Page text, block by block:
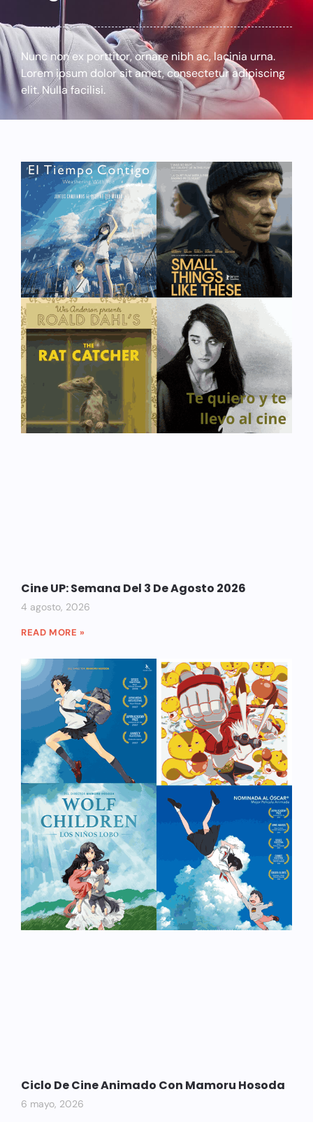
Nunc non ex porttitor, ornare nibh ac, lacinia urna.
Lorem ipsum dolor sit amet, consectetur adipiscing
elit. Nulla facilisi.
Cine UP: Semana Del 3 De Agosto 2026
4 agosto, 2026
READ MORE »
Ciclo De Cine Animado Con Mamoru Hosoda
6 mayo, 2026